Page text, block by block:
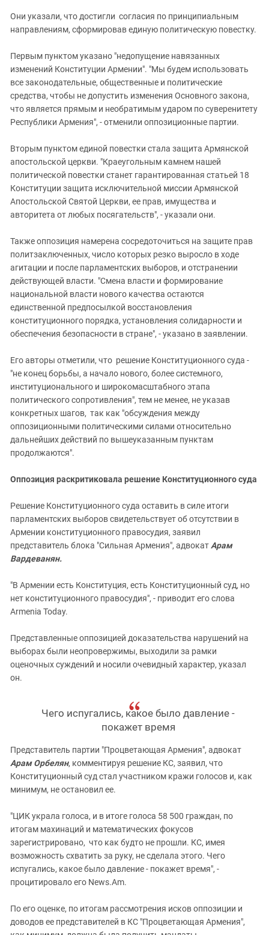
Они указали, что достигли согласия по принципиальным
направлениям, сформировав единую политическую повестку.
Первым пунктом указано "недопущение навязанных
изменений Конституции Армении". "Мы будем использовать
все законодательные, общественные и политические
средства, чтобы не допустить изменения Основного закона,
что является прямым и необратимым ударом по суверенитету
Республики Армения", - отменили оппозиционные партии.
Вторым пунктом единой повестки стала защита Армянской
апостольской церкви. "Краеугольным камнем нашей
политической повестки станет гарантированная статьей 18
Конституции защита исключительной миссии Армянской
Апостольской Святой Церкви, ее прав, имущества и
авторитета от любых посягательств", - указали они.
Также оппозиция намерена сосредоточиться на защите прав
политзаключенных, число которых резко выросло в ходе
агитации и после парламентских выборов, и отстранении
действующей власти. "Смена власти и формирование
национальной власти нового качества остаются
единственной предпосылкой восстановления
конституционного порядка, установления солидарности и
обеспечения безопасности в стране", - указано в заявлении.
Его авторы отметили, что решение Конституционного суда -
"не конец борьбы, а начало нового, более системного,
институционального и широкомасштабного этапа
политического сопротивления", тем не менее, не указав
конкретных шагов, так как "обсуждения между
оппозиционными политическими силами относительно
дальнейших действий по вышеуказанным пунктам
продолжаются".
Оппозиция раскритиковала решение Конституционного суда
Решение Конституционного суда оставить в силе итоги
парламентских выборов свидетельствует об отсутствии в
Армении конституционного правосудия, заявил
представитель блока "Сильная Армения", адвокат Арам
Вардеванян.
"В Армении есть Конституция, есть Конституционный суд, но
нет конституционного правосудия", - приводит его слова
Armenia Today.
Представленные оппозицией доказательства нарушений на
выборах были неопровержимы, выходили за рамки
оценочных суждений и носили очевидный характер, указал
он.
Чего испугались, какое было давление -
покажет время
Представитель партии "Процветающая Армения", адвокат
Арам Орбелян, комментируя решение КС, заявил, что
Конституционный суд стал участником кражи голосов и, как
минимум, не остановил ее.
"ЦИК украла голоса, и в итоге голоса 58 500 граждан, по
итогам махинаций и математических фокусов
зарегистрировано, что как будто не прошли. КС, имея
возможность схватить за руку, не сделала этого. Чего
испугались, какое было давление - покажет время", -
процитировало его News.Am.
По его оценке, по итогам рассмотрения исков оппозиции и
доводов ее представителей в КС "Процветающая Армения",